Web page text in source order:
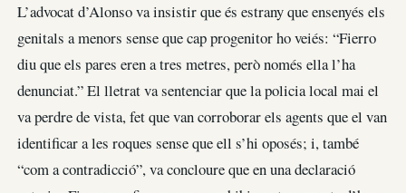
L’advocat d’Alonso va insistir que és estrany que ensenyés els
genitals a menors sense que cap progenitor ho veiés: “Fierro
diu que els pares eren a tres metres, però només ella l’ha
denunciat.” El lletrat va sentenciar que la policia local mai el
va perdre de vista, fet que van corroborar els agents que el van
identificar a les roques sense que ell s’hi oposés; i, també
“com a contradicció”, va concloure que en una declaració